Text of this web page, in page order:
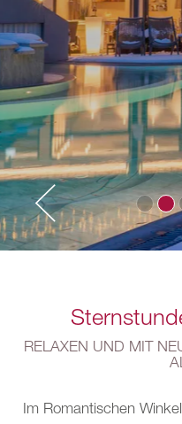
RELAXEN UND MIT
Im Romantischen